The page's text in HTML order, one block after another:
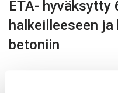
ETA- hyväksytty
halkeilleeseen
betoniin